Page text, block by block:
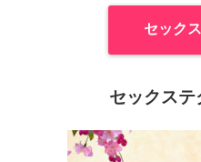
セック
セックステ